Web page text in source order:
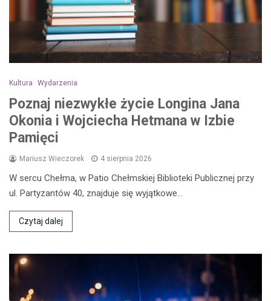
Kultura Wydarzenia
Poznaj niezwykłe życie Longina Jana
Okonia i Wojciecha Hetmana w Izbie
Pamięci
Mariusz Wieczorek 4 sierpnia 2026
W sercu Chełma, w Patio Chełmskiej Biblioteki Publicznej przy
ul. Partyzantów 40, znajduje się wyjątkowe…
Czytaj dalej